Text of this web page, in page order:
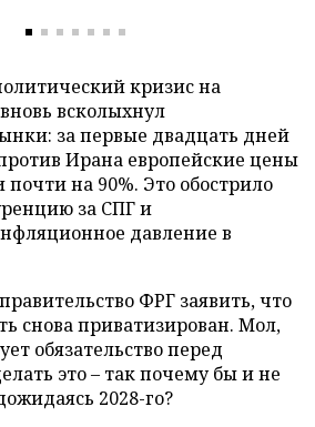
кризис на
всколыхнул
за первые двадцать дней
Ирана европейские цены
почти на 90%. Это обострило
за СПГ и
давление в
ФРГ заявить, что
снова приватизирован. Мол,
обязательство перед
это – так почему бы и не
2028-го?